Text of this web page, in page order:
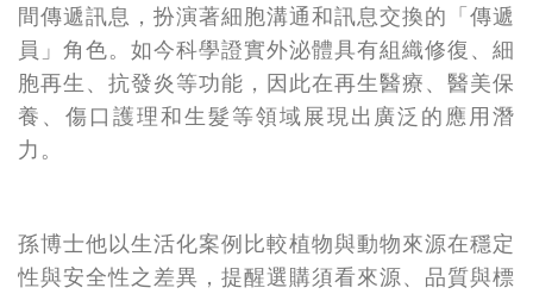
間傳遞訊息，扮演著細胞溝通和訊息交換的「傳遞
員」角色。如今科學證實外泌體具有組織修復、細
胞再生、抗發炎等功能，因此在再生醫療、醫美保
養、傷口護理和生髮等領域展現出廣泛的應用潛
力。
孫博士他以生活化案例比較植物與動物來源在穩定
性與安全性之差異，提醒選購須看來源、品質與標